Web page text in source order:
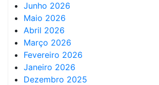
Junho 2026
Maio 2026
Abril 2026
Março 2026
Fevereiro 2026
Janeiro 2026
Dezembro 2025